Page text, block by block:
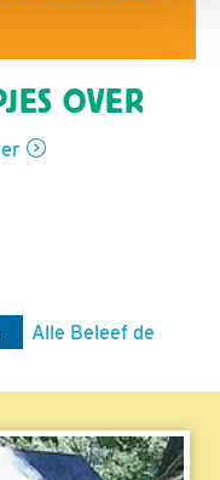
OVER
Alle Beleef de